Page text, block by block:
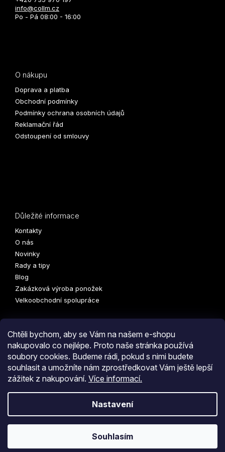
Chtěli bychom, aby se Vám na našem e-shopu
nakupovalo co nejlépe. Proto naše stránka používá
soubory cookies. Budeme rádi, pokud s nimi budete
souhlasit a umožníte nám zprostředkovat Vám ještě lepší
zážitek z nakupování. Více informací.
Nastavení
Souhlasím
info@collm.cz
Po - Pá 08:00 - 16:00
O nákupu
Doprava a platba
Obchodní podmínky
Podmínky ochrana osobních údajů
Reklamační řád
Odstoupení od smlouvy
Důležité informace
Kontakty
O nás
Novinky
Rady a tipy
Blog
Zakázková výroba ponožek
Velkoobchodní spolupráce
Odebírat newsletter
ODESLAT OBJEDNÁVKU
sobchodními podmínkamii s podmínkamizpracování
osobních údajů.
SE
Vytvořil Shoptet
COLLM.CZ. Všechna práva vyhrazena.
nastavení cookies